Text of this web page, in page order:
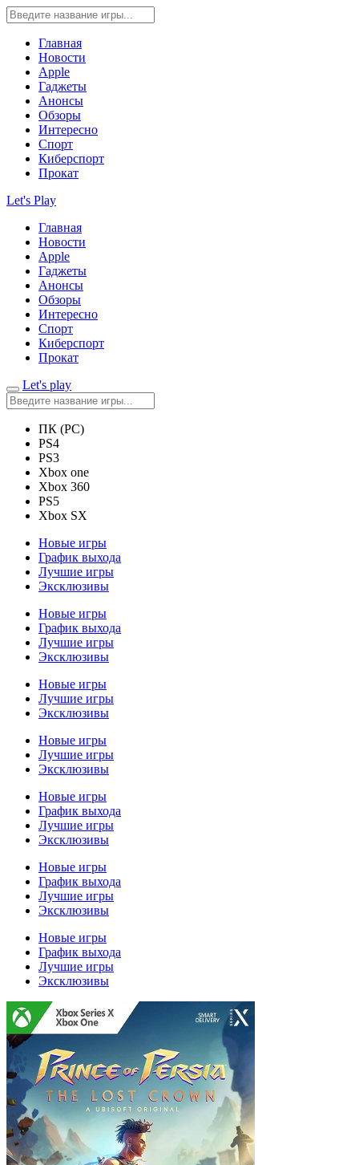
Главная
Новости
Apple
Гаджеты
Анонсы
Обзоры
Интересно
Спорт
Киберспорт
Прокат
Let's Play
Главная
Новости
Apple
Гаджеты
Анонсы
Обзоры
Интересно
Спорт
Киберспорт
Прокат
Let's play
ПК (PC)
PS4
PS3
Xbox one
Xbox 360
PS5
Xbox SX
Новые игры
График выхода
Лучшие игры
Эксклюзивы
Новые игры
График выхода
Лучшие игры
Эксклюзивы
Новые игры
Лучшие игры
Эксклюзивы
Новые игры
Лучшие игры
Эксклюзивы
Новые игры
График выхода
Лучшие игры
Эксклюзивы
Новые игры
График выхода
Лучшие игры
Эксклюзивы
Новые игры
График выхода
Лучшие игры
Эксклюзивы